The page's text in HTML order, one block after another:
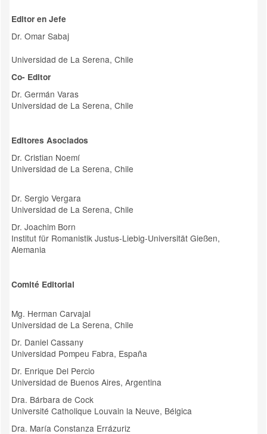
Editor en Jefe
Dr. Omar Sabaj
Universidad de La Serena, Chile
Co- Editor
Dr. Germán Varas
Universidad de La Serena, Chile
Editores Asociados
Dr. Cristian Noemí
Universidad de La Serena, Chile
Dr. Sergio Vergara
Universidad de La Serena, Chile
Dr. Joachim Born
Institut für Romanistik Justus-Liebig-Universität Gießen,
Alemania
Comité Editorial
Mg. Herman Carvajal
Universidad de La Serena, Chile
Dr. Daniel Cassany
Universidad Pompeu Fabra, España
Dr. Enrique Del Percio
Universidad de Buenos Aires, Argentina
Dra. Bárbara de Cock
Université Catholique Louvain la Neuve, Bélgica
Dra. María Constanza Errázuriz